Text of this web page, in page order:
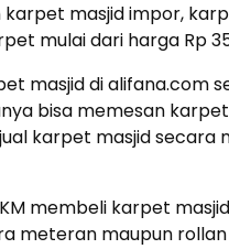
karpet masjid impor,
mulai dari harga Rp
masjid di alifana.com
bisa memesan
karpet masjid secara
membeli karpet
meteran maupun